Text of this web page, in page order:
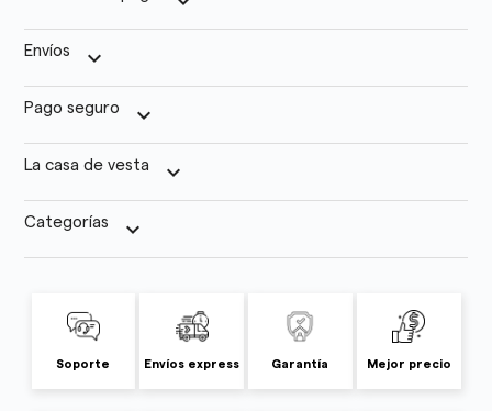
Envíos keyboard_arrow_down
Pago seguro keyboard_arrow_down
La casa de vesta keyboard_arrow_down
Categorías keyboard_arrow_down
Soporte Envíos express Garantía Mejor precio